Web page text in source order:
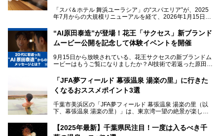
そんな多様なニーズに応える施設が揃っているため、その日
の目的に合った施設がきっと見つかるはずです。
さらに最近では、24時間営業で深夜まで滞在できる施設
や、テレワーク・コワーキングスペースを備えた仕事もでき
るスパも増えており、ただの入浴施設にとどまらない進化を
本記事では、人気スーパー銭湯から絶景施設、コワーキング
スペースや休憩スペースが充実した施設、子連れファミリー
向けの施設など、目的に合わせたおすすめの施設を紹介しま
す。
ださい。
「スパ＆ホテル 舞浜ユーラシア」の“スパエリア”が、2025
年7月からの大規模リニューアルを経て、2026年1月15日
新設エリアや生まれ変わった浴場・サウナの魅力を、人気キ
ャラクター「ユーラシわん」と一緒にご紹介します。必見の
───
提供元：SPA＆HOTEL舞浜ユーラシア【PR】
です。
“AI原田泰造”が登場！花王「サクセス」新ブランド
ムービー公開を記念して体験イベントを開催
9月15日から放映されている、花王サクセスの新ブランドム
ービーはもうご覧になりましたか？AI技術で若返った原田泰
伝えるムービーです。公開を記念して、スパメッツァおおた
か竜泉寺の湯にて体験イベントを開催。花王サクセスの製品
が無料で試せるチャンスです！
提供元：花王株式会社【PR】
この記事は花王株式会社商品のPRレポート記事です。
「JFA夢フィールド 幕張温泉 湯楽の里」に行きた
くなるおススメポイント3選
千葉市美浜区の「JFA夢フィールド 幕張温泉 湯楽の里（以
下、幕張温泉 湯楽の里）」は、東京湾一望の絶景が楽しめ
設備も天然温泉の露天風呂、サウナ、岩盤浴のほか、高濃度
炭酸泉、海の見えるお休み処や食事処、展望抜群の屋上ま
【2025年最新】千葉県民注目！一度は入るべき千